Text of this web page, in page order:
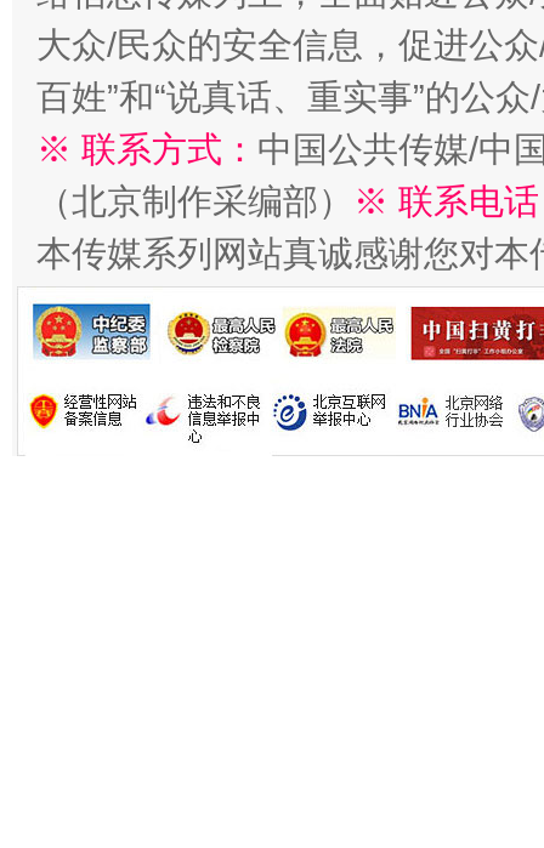
习近平的博鳌关键词
魏明亮
大众/民众的安全信息，促进公
百姓”和“说真话、重实事”的公
※ 联系方式： 中国公共传媒/中
（北京制作采编部）
※ 联系电
本传媒系列网站真诚感谢您对